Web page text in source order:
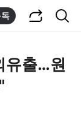
유출…원